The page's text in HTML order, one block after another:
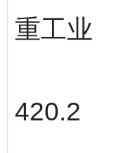
重工业
420.2